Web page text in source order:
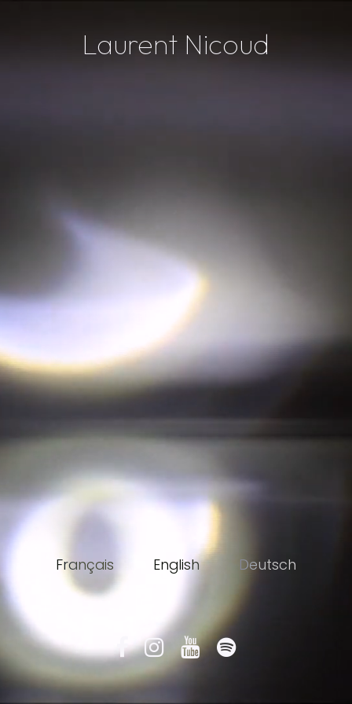
Laurent Nicoud
Français English Deutsch